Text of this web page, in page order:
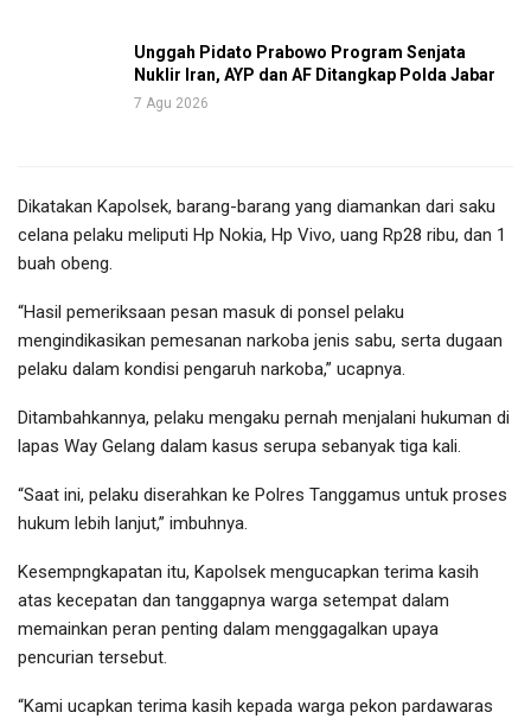
Unggah Pidato Prabowo Program Senjata
Nuklir Iran, AYP dan AF Ditangkap Polda Jabar
7 Agu 2026
Dikatakan Kapolsek, barang-barang yang diamankan dari saku
celana pelaku meliputi Hp Nokia, Hp Vivo, uang Rp28 ribu, dan 1
buah obeng.
“Hasil pemeriksaan pesan masuk di ponsel pelaku
mengindikasikan pemesanan narkoba jenis sabu, serta dugaan
pelaku dalam kondisi pengaruh narkoba,” ucapnya.
Ditambahkannya, pelaku mengaku pernah menjalani hukuman di
lapas Way Gelang dalam kasus serupa sebanyak tiga kali.
“Saat ini, pelaku diserahkan ke Polres Tanggamus untuk proses
hukum lebih lanjut,” imbuhnya.
Kesempngkapatan itu, Kapolsek mengucapkan terima kasih
atas kecepatan dan tanggapnya warga setempat dalam
memainkan peran penting dalam menggagalkan upaya
pencurian tersebut.
“Kami ucapkan terima kasih kepada warga pekon pardawaras